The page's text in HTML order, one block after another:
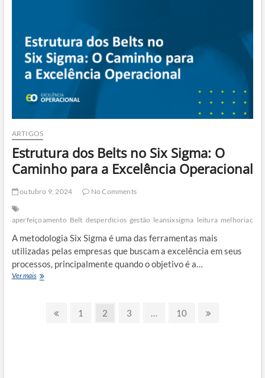
ARTIGOS
Estrutura dos Belts no Six Sigma: O
Caminho para a Excelência Operacional
outubro 9, 2024 No Comments
aperfeiçoamento Belt desperdícios gestão leansixsigma leitura
A metodologia Six Sigma é uma das ferramentas mais
utilizadas pelas empresas que buscam a excelência em seus
processos, principalmente quando o objetivo é a…
Ver maisEstrutura
Paginação
Previous
Page
1 Page
2 Page
3 … Page
10
Next